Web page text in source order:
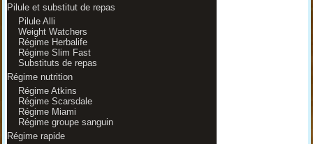
Pilule et substitut de repas
Pilule Alli
Weight Watchers
Régime Herbalife
Régime Slim Fast
Substituts de repas
Régime nutrition
Régime Atkins
Régime Scarsdale
Régime Miami
Régime groupe sanguin
Régime rapide